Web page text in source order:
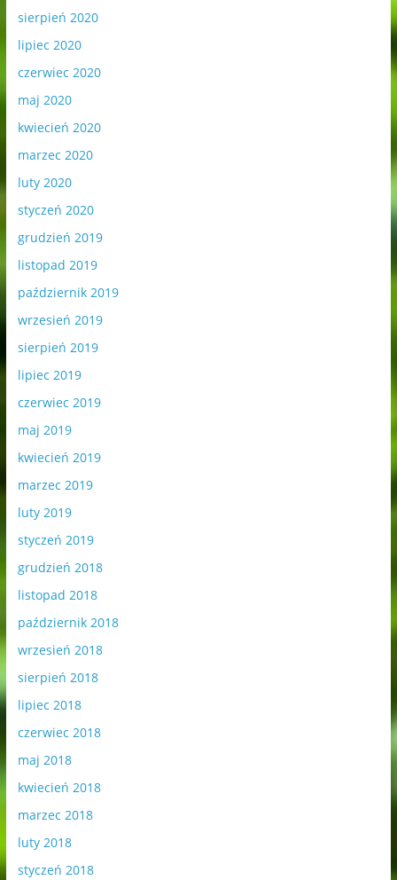
sierpień 2020
lipiec 2020
czerwiec 2020
maj 2020
kwiecień 2020
marzec 2020
luty 2020
styczeń 2020
grudzień 2019
listopad 2019
październik 2019
wrzesień 2019
sierpień 2019
lipiec 2019
czerwiec 2019
maj 2019
kwiecień 2019
marzec 2019
luty 2019
styczeń 2019
grudzień 2018
listopad 2018
październik 2018
wrzesień 2018
sierpień 2018
lipiec 2018
czerwiec 2018
maj 2018
kwiecień 2018
marzec 2018
luty 2018
styczeń 2018